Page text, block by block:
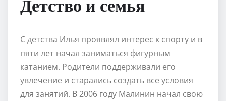
Детство и семья
С детства Илья проявлял интерес к спорту и в
пяти лет начал заниматься фигурным
катанием. Родители поддерживали его
увлечение и старались создать все условия
для занятий. В 2006 году Малинин начал свою